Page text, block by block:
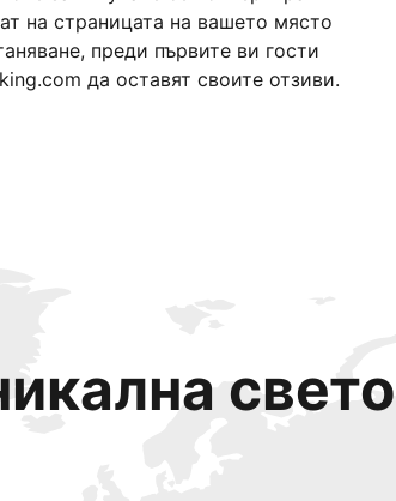
на страницата на вашето място
преди първите ви гости
да оставят своите отзиви.